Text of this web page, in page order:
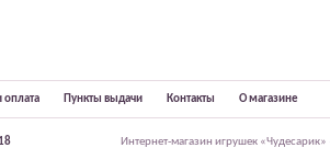
оплата Пункты выдачи Контакты О магазине
Интернет-магазин игрушек